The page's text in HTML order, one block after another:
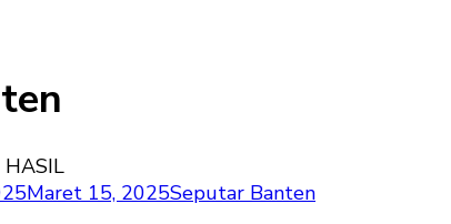
Maret 15, 2025Seputar Banten